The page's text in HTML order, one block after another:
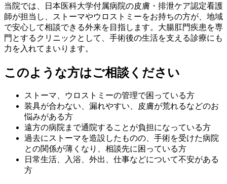
当院では、日本医科大学付属病院の皮膚・排泄ケア認定看護
師が担当し、ストーマやウロストミーをお持ちの方が、地域
で安心して相談できる外来を目指します。大腸肛門疾患を専
門とするクリニックとして、手術後の生活を支える診療にも
力を入れてまいります。
このような方はご相談ください
ストーマ、ウロストミーの管理で困っている方
装具が合わない、漏れやすい、皮膚が荒れるなどのお
悩みがある方
遠方の病院まで通院することが負担になっている方
過去にストーマを造設したものの、手術を受けた病院
との関係が薄くなり、相談先に困っている方
日常生活、入浴、外出、仕事などについて不安がある
方